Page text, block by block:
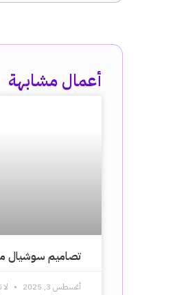
أعمال مشابهة
تصاميم سوشيال
أغسطس 3, 2025